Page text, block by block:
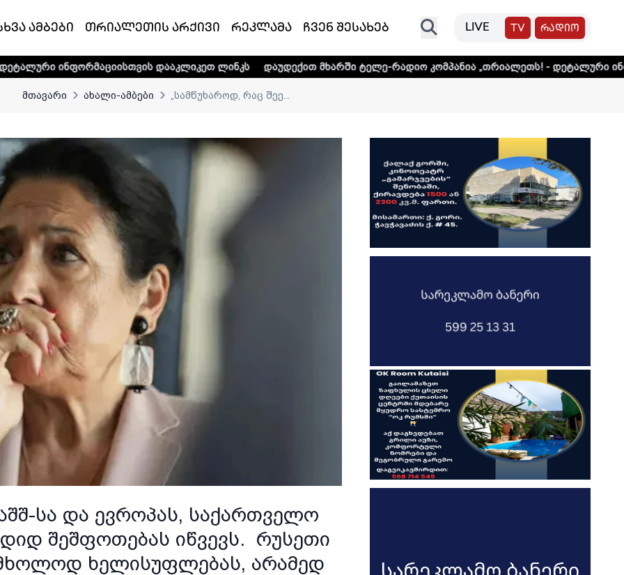
ამბები თრიალეთის არქივი რეკლამა ჩვენ შესახებ LIVE TV რადიო
დააკლიკეთ ლინკს დაუდექით მხარში ტელე-რადიო კომპანია „თრიალეთს! - დეტალური
მთავარი ახალი-ამბები „სამწუხაროდ, რაც შეე...
სა და ევროპას, საქართველო
შეშფოთებას იწვევს. რუსეთი
ხელისუფლებას, არამედ